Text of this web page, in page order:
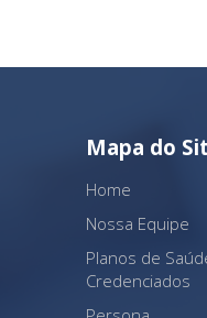
Mapa do
Home
Nossa Equipe
Planos de
Credenciados